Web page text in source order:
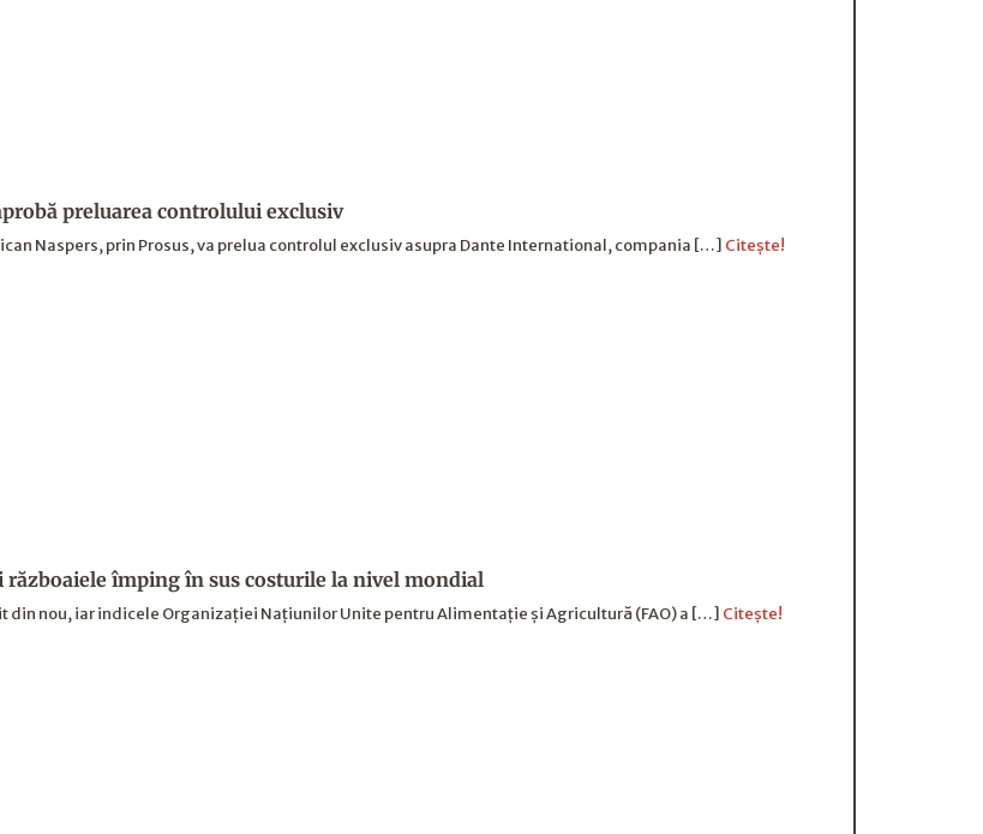
preluarea controlului exclusiv
Naspers, prin Prosus, va prelua controlul exclusiv asupra Dante International, compania […] Citește!
împing în sus costurile la nivel mondial
nou, iar indicele Organizației Națiunilor Unite pentru Alimentație și Agricultură (FAO) a […] Citește!